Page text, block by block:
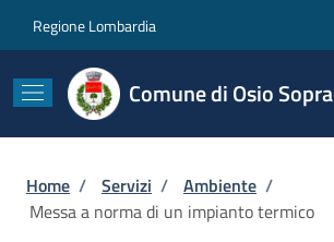
Regione Lombardia
Comune di Osio Sopra
Briciole di pane
Home / Servizi / Ambiente /
Messa a norma di un impianto termico